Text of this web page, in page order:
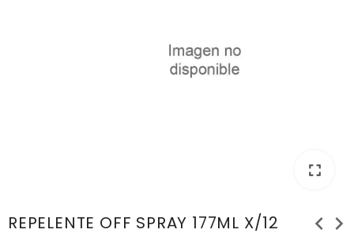
fullscreen
REPELENTE OFF SPRAY 177ML X/12 chevron_left chevron_right